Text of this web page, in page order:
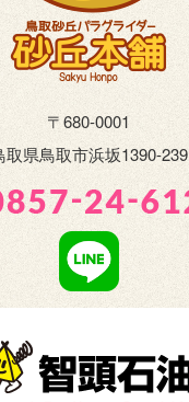
〒680-0001
取県鳥取市浜坂1390-239